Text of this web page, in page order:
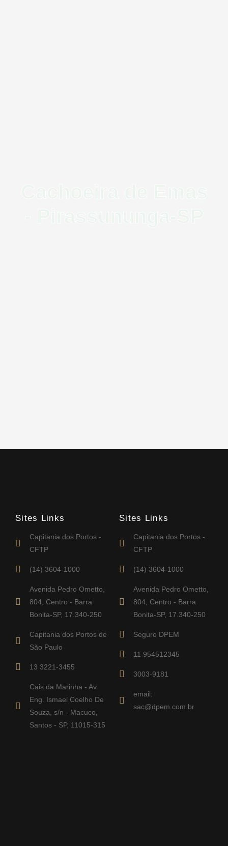
Sites Links
Capitania dos Portos -
CFTP
(14) 3604-1000
Avenida Pedro Ometto,
804, Centro - Barra
Bonita-SP, 17.340-250
Capitania dos Portos de
São Paulo
13 3221-3455
Cais da Marinha - Av.
Eng. Ismael Coelho De
Souza, s/n - Macuco,
Santos - SP, 11015-315
Sites Links
Capitania dos Portos -
CFTP
(14) 3604-1000
Avenida Pedro Ometto,
804, Centro - Barra
Bonita-SP, 17.340-250
Seguro DPEM
11 954512345
3003-9181
email:
sac@dpem.com.br